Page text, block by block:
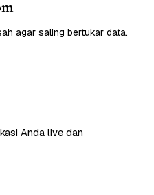
agar saling bertukar data.
Anda live dan